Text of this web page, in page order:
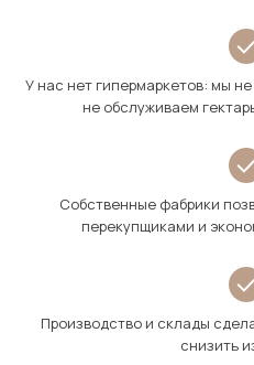
У нас нет гипермаркетов: мы
не обслуживаем
Собственные фабрики
перекупщиками и
Производство и склады
снизить